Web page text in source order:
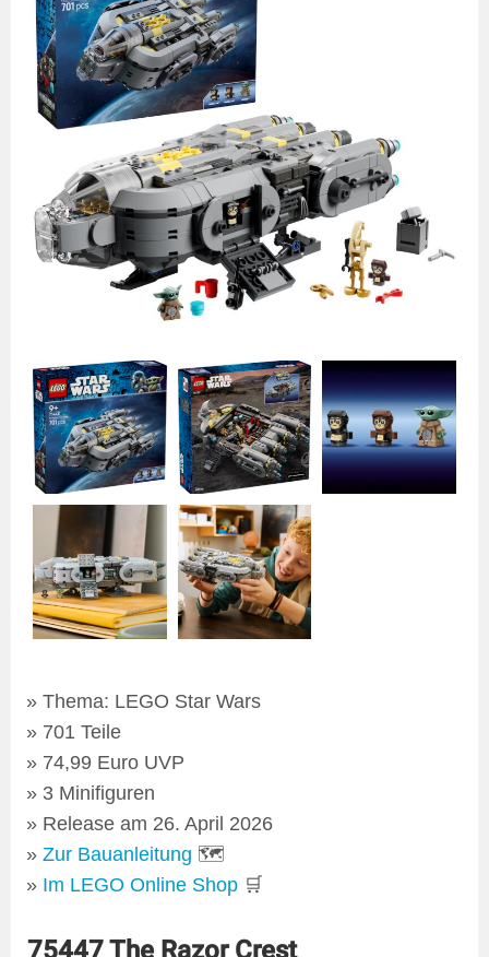
Thema: LEGO Star Wars
701 Teile
74,99 Euro UVP
3 Minifiguren
Release am 26. April 2026
Zur Bauanleitung 🗺
Im LEGO Online Shop 🛒
75447 The Razor Crest